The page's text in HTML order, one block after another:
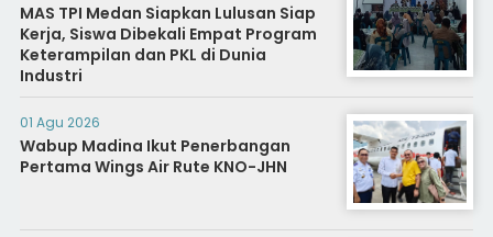
MAS TPI Medan Siapkan Lulusan Siap
Kerja, Siswa Dibekali Empat Program
Keterampilan dan PKL di Dunia
Industri
01 Agu 2026
Wabup Madina Ikut Penerbangan
Pertama Wings Air Rute KNO-JHN